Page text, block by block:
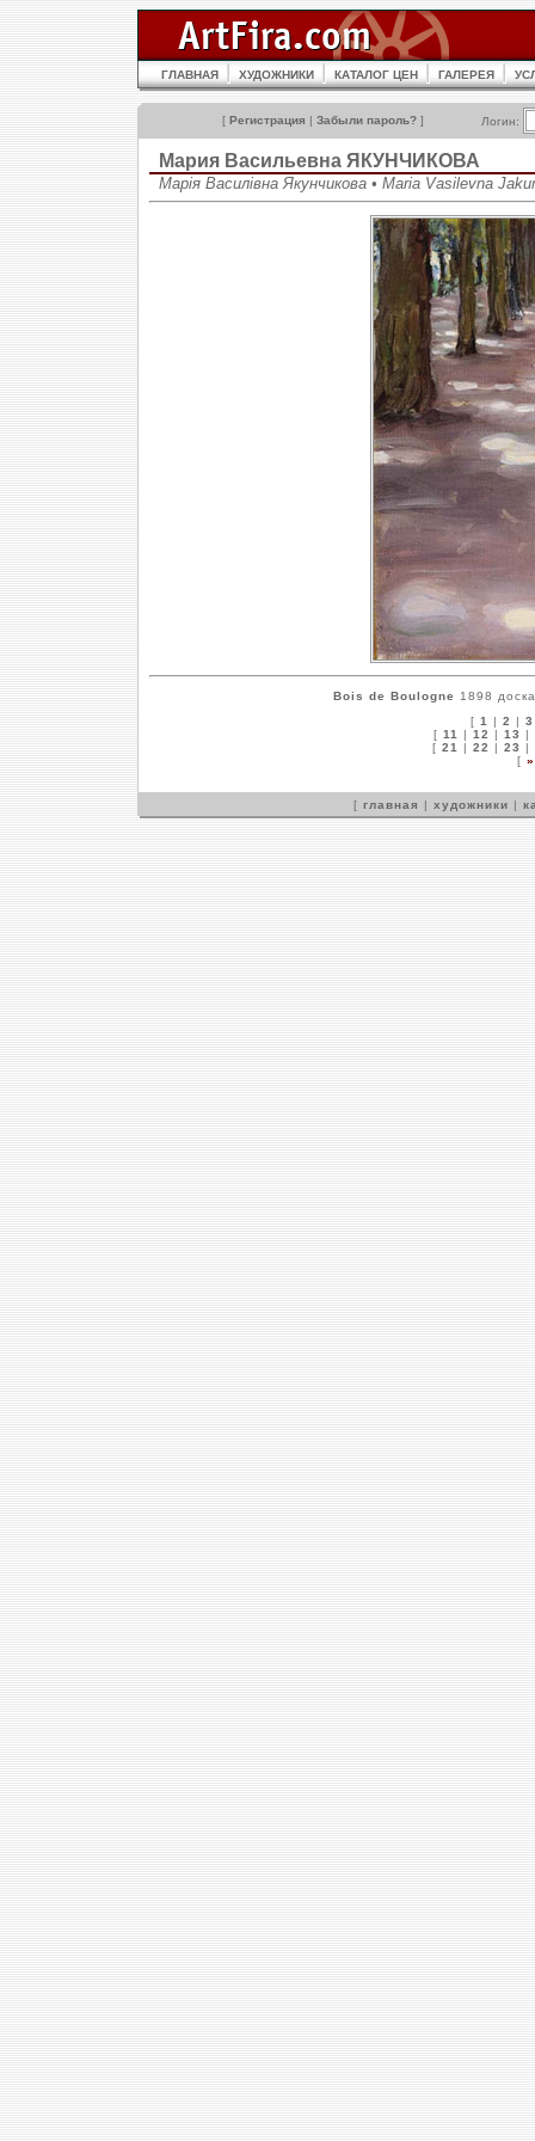
ГЛАВНАЯ ХУДОЖНИКИ КАТАЛОГ ЦЕН ГАЛЕРЕЯ
[ Регистрация | Забыли пароль? ] Логин:
Мария Васильевна ЯКУНЧИКОВА
Марія Василівна Якунчикова • Maria Vasilevna
Bois de Boulogne
1898
[ 1 | 2 | 3
[ 11 | 12 | 13 |
[ 21 | 22 | 23
|
[
[ главная | художники |